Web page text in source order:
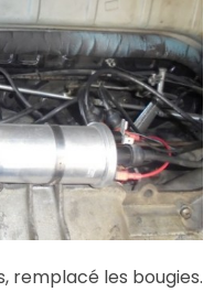
remplacé les bougies.